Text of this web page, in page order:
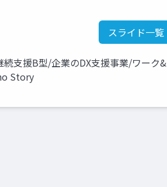
スライド一覧
支援B型/企業のDX支援事業/ワーク&
Story